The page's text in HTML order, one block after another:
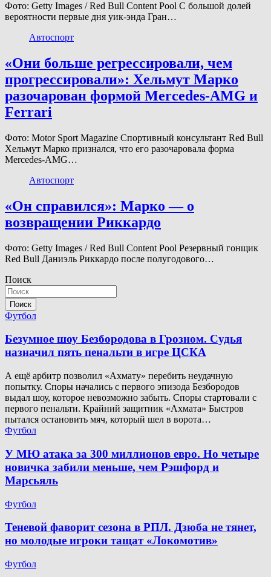
Фото: Getty Images / Red Bull Content Pool С большой долей
вероятности первые дня уик-энда Гран…
Автоспорт
«Они больше регрессировали, чем
прогрессировали»: Хельмут Марко
разочарован формой Mercedes-AMG и
Ferrari
Фото: Motor Sport Magazine Спортивный консультант Red Bull
Хельмут Марко признался, что его разочаровала форма
Mercedes-AMG…
Автоспорт
«Он справился»: Марко — о
возвращении Риккардо
Фото: Getty Images / Red Bull Content Pool Резервный гонщик
Red Bull Даниэль Риккардо после полугодового…
Поиск
Поиск
Футбол
Безумное шоу Безбородова в Грозном. Судья
назначил пять пенальти в игре ЦСКА
А ещё арбитр позволил «Ахмату» перебить неудачную
попытку. Споры начались с первого эпизода Безбородов
выдал шоу, которое невозможно забыть. Споры стартовали с
первого пенальти. Крайний защитник «Ахмата» Быстров
пытался остановить мяч, который шел в ворота…
Футбол
У МЮ атака за 300 миллионов евро. Но четыре
новичка забили меньше, чем Рэшфорд и
Марсьяль
Футбол
Теневой фаворит сезона в РПЛ. Дзюба не тянет,
но молодые игроки тащат «Локомотив»
Футбол